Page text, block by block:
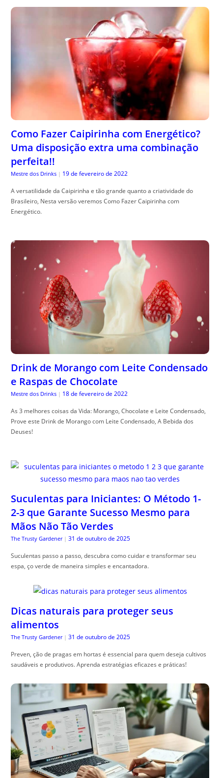
Como Fazer Caipirinha com Energético?
Uma disposição extra uma combinação
perfeita!!
Mestre dos Drinks | 19 de fevereiro de 2022
A versatilidade da Caipirinha e tão grande quanto a criatividade do
Brasileiro, Nesta versão veremos Como Fazer Caipirinha com
Energético.
Drink de Morango com Leite Condensado
e Raspas de Chocolate
Mestre dos Drinks | 18 de fevereiro de 2022
As 3 melhores coisas da Vida: Morango, Chocolate e Leite Condensado,
Prove este Drink de Morango com Leite Condensado, A Bebida dos
Deuses!
Suculentas para Iniciantes: O Método 1-
2-3 que Garante Sucesso Mesmo para
Mãos Não Tão Verdes
The Trusty Gardener | 31 de outubro de 2025
Suculentas passo a passo, descubra como cuidar e transformar seu
espa, ço verde de maneira simples e encantadora.
Dicas naturais para proteger seus
alimentos
The Trusty Gardener | 31 de outubro de 2025
Preven, ção de pragas em hortas é essencial para quem deseja cultivos
saudáveis e produtivos. Aprenda estratégias eficazes e práticas!